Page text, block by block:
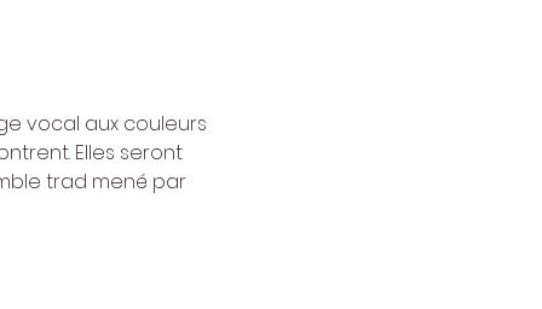
vocal aux couleurs
Elles seront
trad mené par